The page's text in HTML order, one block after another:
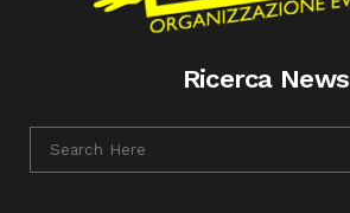
Ricerca News